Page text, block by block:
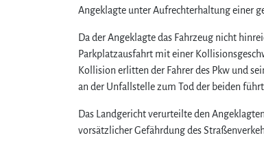
Angeklagte unter Aufrechterhaltung einer
Da der Angeklagte das Fahrzeug nicht
Parkplatzausfahrt mit einer
Kollision erlitten der Fahrer des Pkw und
an der Unfallstelle zum Tod der beiden
Das Landgericht verurteilte den
vorsätzlicher Gefährdung des